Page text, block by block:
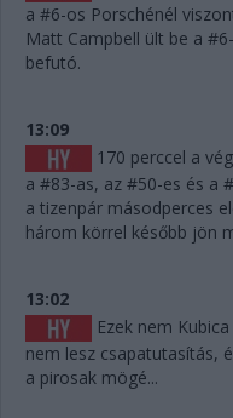
a #6-os Porschénél
Matt Campbell ült be a
befutó.
13:09
170 perccel a
a #83-as, az #50-es és a
a tizenpár másodperces
három körrel később jön
13:02
Ezek nem
nem lesz csapatutasítás,
a pirosak mögé...